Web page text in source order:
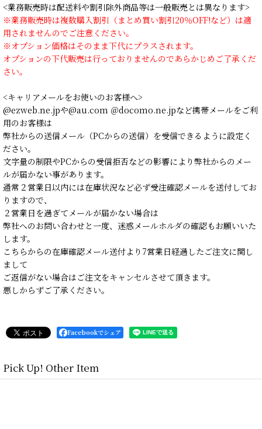
<業務販売時は配送料や割引除外商品等は一般販売とは異なります>
※業務販売時は複数購入割引（まとめ買い割引20％OFF!など）は適
用されませんのでご注意ください。
※オプション価格はそのまま下代にプラスされます。
オプションの下代販売は行っておりませんのであらかじめご了承くだ
さい。
<キャリアメールをお使いのお客様へ>
@ezweb.ne.jpや@au.com ＠docomo.ne.jpなど携帯メールをご利
用のお客様は
弊社からの送信メール（PCからの送信）を受信できるように設定く
ださい。
文字量の制限やPCからの受信拒否などの影響により弊社からのメー
ルが届かない事があります。
通常２営業日以内には在庫状況など必ず受注確認メールを送付してお
りますので、
２営業日を過ぎてメールが届かない場合は
弊社へのお問い合わせと一度、迷惑メールホルダの確認もお願いいた
します。
こちらからの在庫確認メール送付より7営業日経過したご注文に関し
まして
ご返信がない場合はご注文をキャンセルさせて頂きます。
悪しからずご了承ください。
Facebookでシェア
Pick Up! Other Item